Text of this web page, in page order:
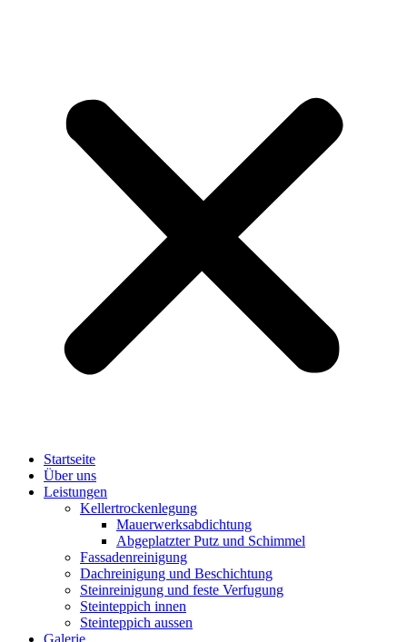
Startseite
Über uns
Leistungen
Kellertrockenlegung
Mauerwerksabdichtung
Abgeplatzter Putz und Schimmel
Fassadenreinigung
Dachreinigung und Beschichtung
Steinreinigung und feste Verfugung
Steinteppich innen
Steinteppich aussen